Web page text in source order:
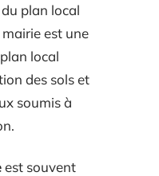
plan local
est une
local
des sols et
soumis à
est souvent